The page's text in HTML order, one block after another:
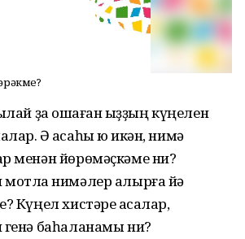
ҙа оҡшаған ҡыҙҙың күңелен
Ә аҡсаһы юҡ икән, нимә
менән йөрөмәҫкәме ни?
нимәлер алырға йә
Күңел хистәре аҡсалар,
генә баһаланамы ни?